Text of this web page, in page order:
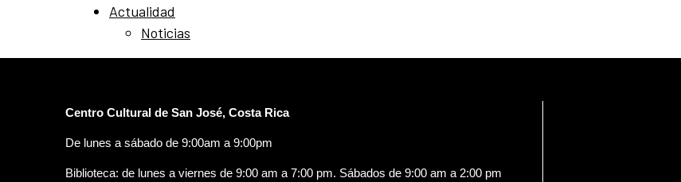
Actualidad
Noticias
Centro Cultural de San José, Costa Rica
De lunes a sábado de 9:00am a 9:00pm
Biblioteca: de lunes a viernes de 9:00 am a 7:00 pm. Sábados de 9:00 am a 2:00 pm